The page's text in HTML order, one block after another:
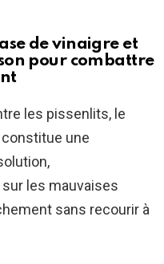
devinaigreet
pour combattre
les pissenlits, le
une
sur les mauvaises
sans recourir à